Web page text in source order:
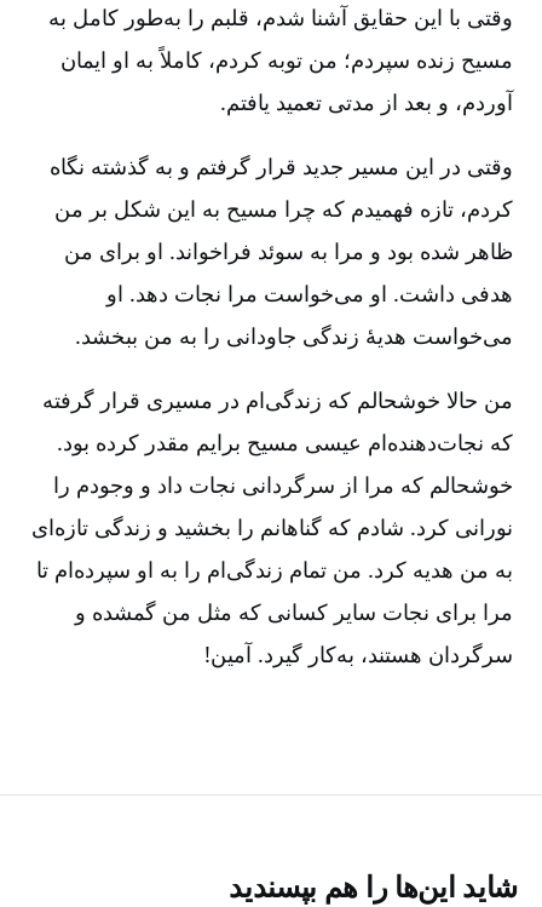
وقتی با این حقایق آشنا شدم‌، قلبم را به‌طور کامل به
مسیح زنده سپردم‌؛ من توبه کردم‌، کاملاً به او ایمان
آوردم‌، و بعد از مدتی تعمید یافتم‌.
وقتی در این مسیر جدید قرار گرفتم و به گذشته نگاه
کردم‌، تازه فهمیدم که چرا مسیح به این شکل بر من
ظاهر شده بود و مرا به سوئد فراخواند. او برای من
هدفی داشت‌. او می‌خواست مرا نجات دهد. او
می‌خواست هدیۀ زندگی جاودانی را به من ببخشد.
من حالا خوشحالم که زندگی‌ام در مسیری قرار گرفته
که نجات‌دهنده‌ام عیسی مسیح برایم مقدر کرده بود.
خوشحالم که مرا از سرگردانی نجات داد و وجودم را
نورانی کرد. شادم که گناهانم را بخشید و زندگی تازه‌ای
به من هدیه کرد. من تمام زندگی‌ام را به او سپرده‌ام تا
مرا برای نجات سایر کسانی که مثل من گمشده و
سرگردان هستند، به‌کار گیرد. آمین‌!
شاید این‌ها را هم بپسندید